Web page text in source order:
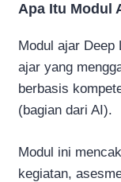
Apa Itu Modul
Modul ajar Deep
ajar yang
berbasis
(bagian dari AI).
Modul ini
kegiatan,